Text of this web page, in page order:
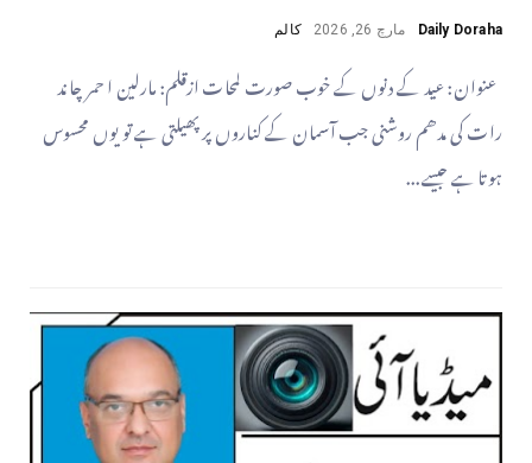
Daily Doraha مارچ 26, 2026 کالم
عنوان: عید کے دنوں کے خوب صورت لمحات ازقلم: مارلین ا حمر چاند
رات کی مدھم روشنی جب آسمان کے کناروں پر پھیلتی ہے تو یوں محسوس
ہوتا ہے جیسے...